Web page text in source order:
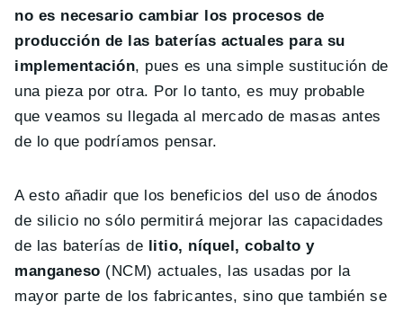
no es necesario cambiar los procesos de
producción de las baterías actuales para su
implementación, pues es una simple sustitución de
una pieza por otra. Por lo tanto, es muy probable
que veamos su llegada al mercado de masas antes
de lo que podríamos pensar.
A esto añadir que los beneficios del uso de ánodos
de silicio no sólo permitirá mejorar las capacidades
de las baterías de litio, níquel, cobalto y
manganeso (NCM) actuales, las usadas por la
mayor parte de los fabricantes, sino que también se